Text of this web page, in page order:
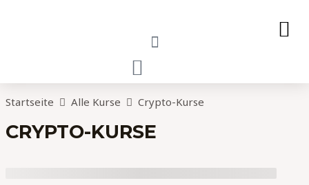
CART
Startseite Alle Kurse Crypto-Kurse
CRYPTO-KURSE